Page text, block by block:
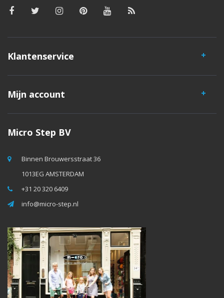
Klantenservice
Mijn account
Micro Step BV
Binnen Brouwersstraat 36
1013EG AMSTERDAM
+31 20 320 6409
info@micro-step.nl